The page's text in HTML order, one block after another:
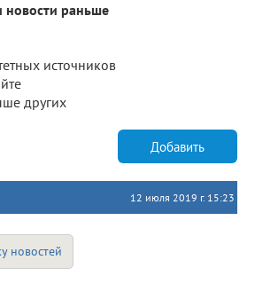
новости раньше
источников
других
Добавить
12 июля 2019 г. 15:23
новостей